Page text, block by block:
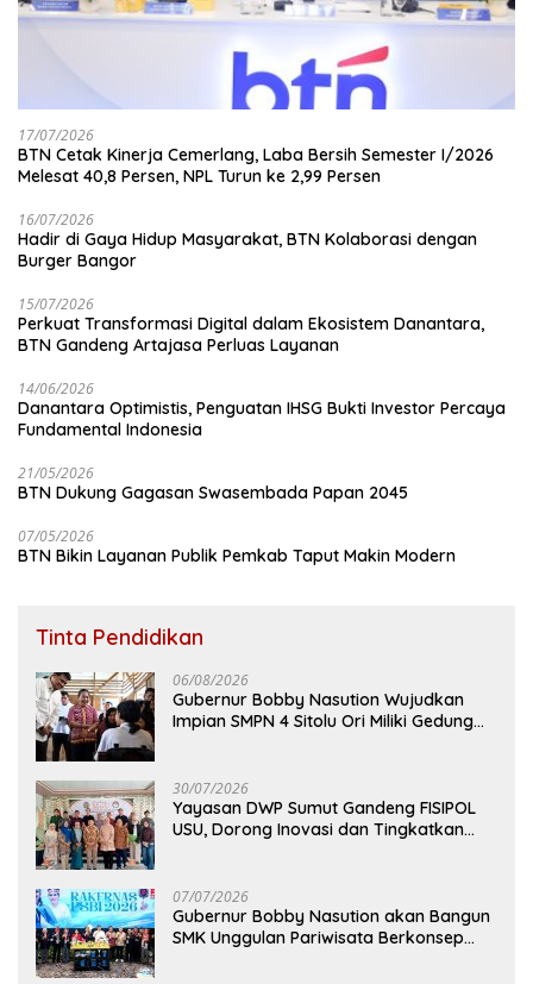
17/07/2026
BTN Cetak Kinerja Cemerlang, Laba Bersih Semester I/2026
Melesat 40,8 Persen, NPL Turun ke 2,99 Persen
16/07/2026
Hadir di Gaya Hidup Masyarakat, BTN Kolaborasi dengan
Burger Bangor
15/07/2026
Perkuat Transformasi Digital dalam Ekosistem Danantara,
BTN Gandeng Artajasa Perluas Layanan
14/06/2026
Danantara Optimistis, Penguatan IHSG Bukti Investor Percaya
Fundamental Indonesia
21/05/2026
BTN Dukung Gagasan Swasembada Papan 2045
07/05/2026
BTN Bikin Layanan Publik Pemkab Taput Makin Modern
Tinta Pendidikan
06/08/2026
Gubernur Bobby Nasution Wujudkan
Impian SMPN 4 Sitolu Ori Miliki Gedung
30/07/2026
Yayasan DWP Sumut Gandeng FISIPOL
USU, Dorong Inovasi dan Tingkatkan
07/07/2026
Gubernur Bobby Nasution akan Bangun
SMK Unggulan Pariwisata Berkonsep